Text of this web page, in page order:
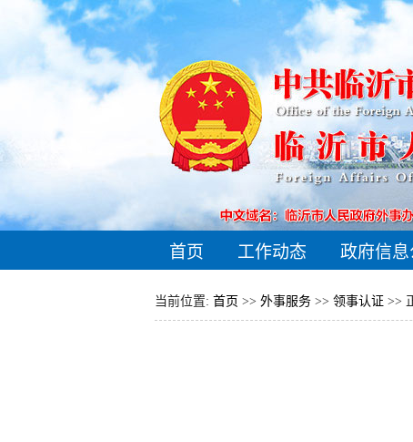
首页 工作动态 政府信
当前位置: 首页 >> 外事服务 >> 领事认证 >>